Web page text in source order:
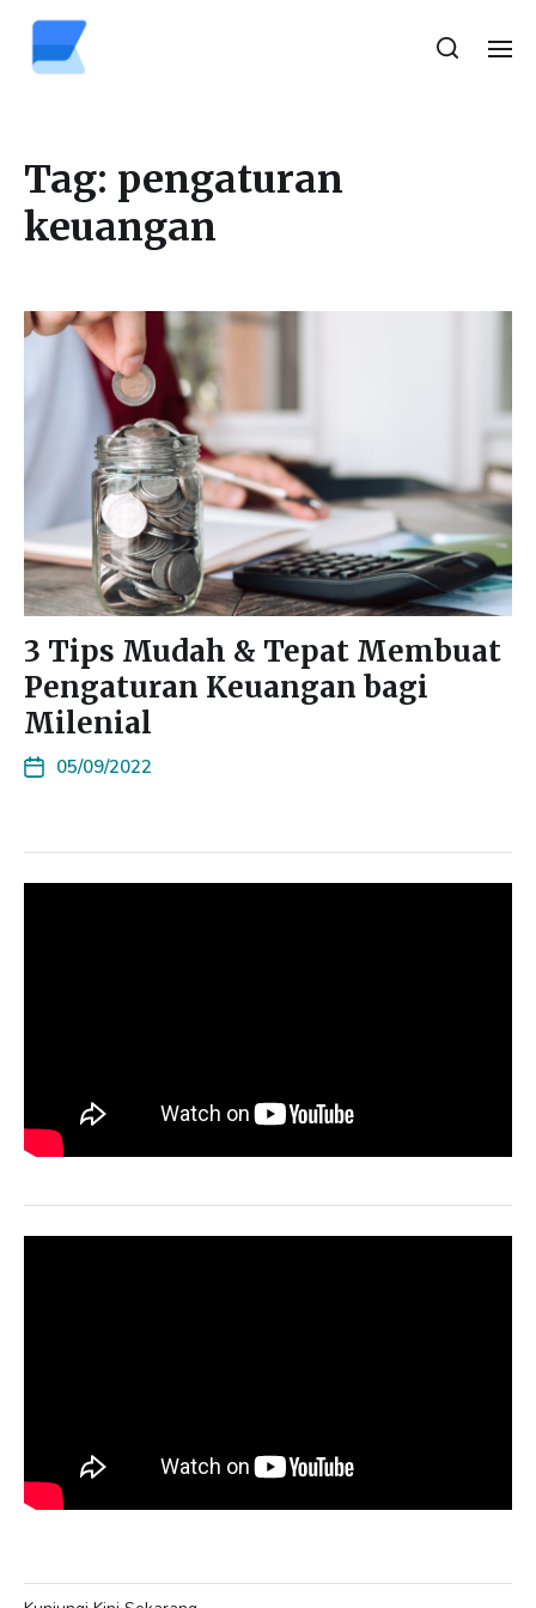
Tag: pengaturan
keuangan
3 Tips Mudah & Tepat Membuat
Pengaturan Keuangan bagi
Milenial
05/09/2022